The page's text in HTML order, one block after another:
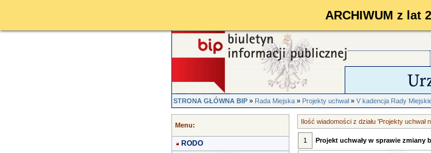
ARCHIWUM z lat
STRONA GŁÓWNA BIP»Rada Miejska»Projekty uchwał»V kadencja Rady
Menu:
RODO
Ilość wiadomości z działu 'Projekty uchwał
1 Projekt uchwały w sprawie zmiany